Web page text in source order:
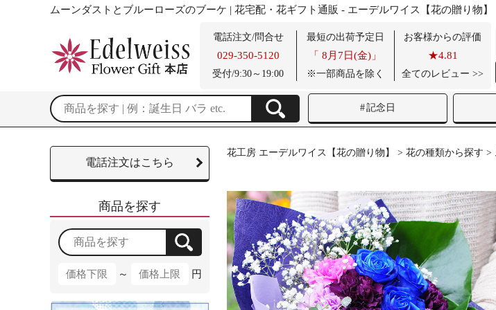
ムーンダストとブルーローズのブーケ | 花宅配・花ギフト通販 - エーデルワイス【花の贈り物】
電話注文/問合せ
029-350-5120
受付/9:30～19:00
最短の出荷予定日
「8月7日(金)」
※一部商品を除く
お客様からの評価
★4.81
全てのレビュー >>
記念日
電話注文はこちら
商品を探す
～ 円
花工房 エーデルワイス【花の贈り物】 > 花の種類から探す >